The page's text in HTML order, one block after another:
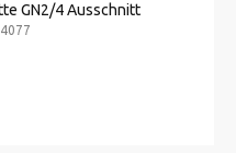
GN2/4 Ausschnitt